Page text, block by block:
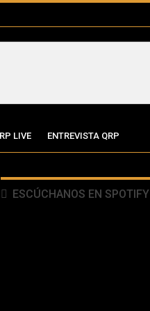
LIVE ENTREVISTA QRP
ESCÚCHANOS EN SPOTIFY